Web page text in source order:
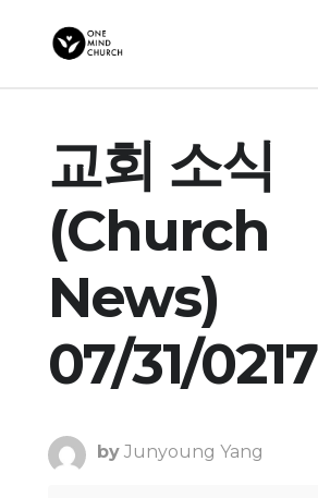
교회 소식
(Church
News)
07/31/0217
by Junyoung Yang